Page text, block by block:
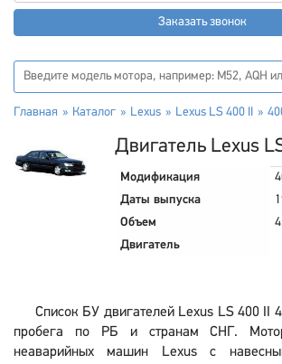
Заказать звонок
Главная Каталог Lexus Lexus LS 400 II
Двигатель Lexus
Модификация
Даты выпуска
Объем
Двигатель
Список БУ двигателей Lexus LS 400 II
пробега по РБ и странам СНГ.
неаварийных машин Lexus с